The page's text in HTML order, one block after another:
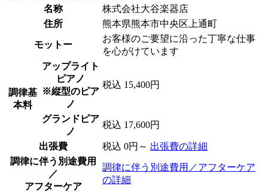
名称
株式会社大谷楽器店
住所
熊本県熊本市中央区上通町
モットー
お客様のご要望に沿った丁寧な仕事
を心がけています
調律基
本料
アップライト
ピアノ
※縦型のピア
ノ
税込 15,400円
グランドピア
ノ
税込 17,600円
出張費 税込 0円～ 出張費の詳細
調律に伴う別途費用
／
アフターケア
調律に伴う別途費用／アフターケア
の詳細